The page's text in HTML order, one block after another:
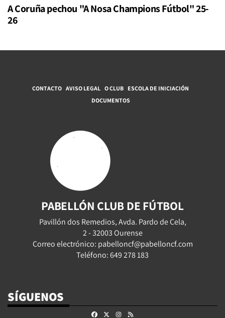
A Coruña pechou "A Nosa Champions Fútbol" 25-
26
CONTACTO AVISO LEGAL O CLUB ESCOLA DE INICIACIÓN
DOCUMENTOS
PABELLÓN CLUB DE FÚTBOL
Pavillón dos Remedios, Avda. Pardo de Cela,
2 - 32003 Ourense
Correo electrónico: pabelloncf@pabelloncf.com
Teléfono: 649 278 183
SÍGUENOS
FacebookInstagram